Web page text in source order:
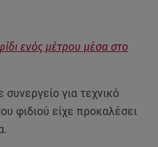
ενός μέτρου μέσα στο
για τεχνικό
φιδιού είχε προκαλέσει